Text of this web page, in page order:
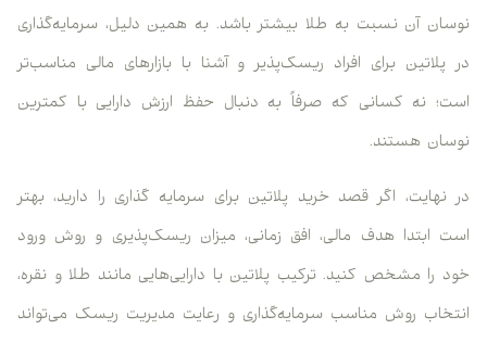
نوسان آن نسبت به طلا بیشتر باشد. به همین دلیل، سرمایه‌گذاری
در پلاتین برای افراد ریسک‌پذیر و آشنا با بازارهای مالی مناسب‌تر
است؛ نه کسانی که صرفاً به دنبال حفظ ارزش دارایی با کمترین
نوسان هستند.
در نهایت، اگر قصد خرید پلاتین برای سرمایه گذاری را دارید، بهتر
است ابتدا هدف مالی، افق زمانی، میزان ریسک‌پذیری و روش ورود
خود را مشخص کنید. ترکیب پلاتین با دارایی‌هایی مانند طلا و نقره،
انتخاب روش مناسب سرمایه‌گذاری و رعایت مدیریت ریسک می‌تواند